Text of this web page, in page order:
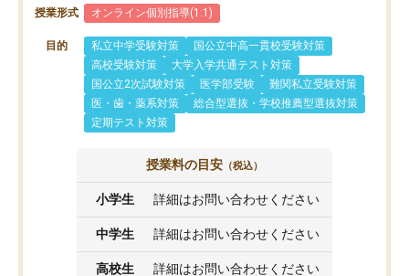
授業形式 オンライン個別指導(1:1)
目的 私立中学受験対策
国公立中高一貫校受験対策
高校受験対策
大学入学共通テスト対策
国公立2次試験対策
医学部受験
難関私立受験対策
医・歯・薬系対策
総合型選抜・学校推薦型選抜対策
定期テスト対策
授業料の目安 （税込）
小学生 詳細はお問い合わせください
中学生 詳細はお問い合わせください
高校生 詳細はお問い合わせください